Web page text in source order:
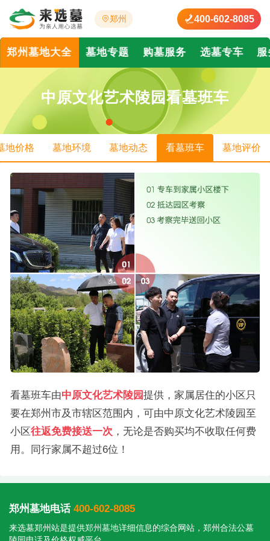
郑州 400-602-8085
郑州墓地大全 墓地专题 购墓服务 选墓专车
中原文化艺术陵园看墓班车
地价格 墓地环境 墓地动态 看墓班车 墓地评价
看墓班车由中原文化艺术陵园提供，家属居住的小区只
要在郑州市及市辖区范围内，可由中原文化艺术陵园至
小区往返免费接送一次 ，无论是否购买均不收取任何费
用。同行家属不超过6位！
郑州墓地电话 400-602-8085
来选墓郑州站是提供郑州墓地详细信息的综合网站，郑州合法公墓